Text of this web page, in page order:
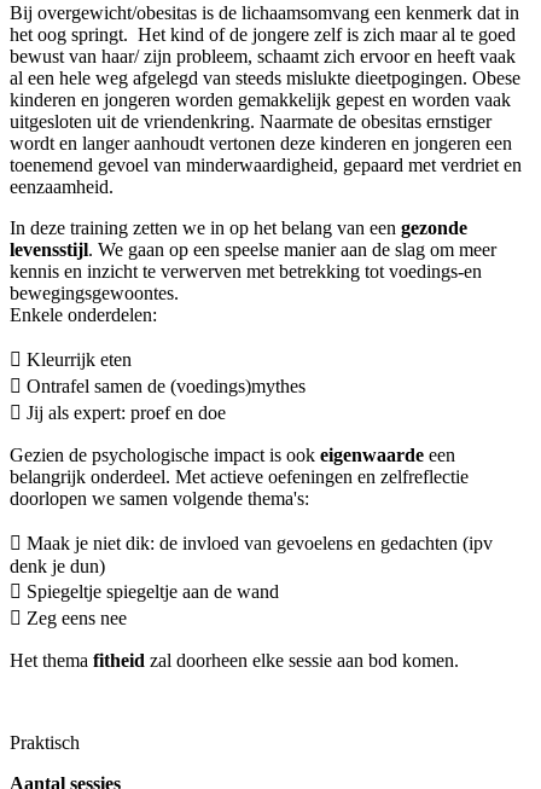
Bij overgewicht/obesitas is de lichaamsomvang een kenmerk dat in
het oog springt. Het kind of de jongere zelf is zich maar al te goed
bewust van haar/ zijn probleem, schaamt zich ervoor en heeft vaak
al een hele weg afgelegd van steeds mislukte dieetpogingen. Obese
kinderen en jongeren worden gemakkelijk gepest en worden vaak
uitgesloten uit de vriendenkring. Naarmate de obesitas ernstiger
wordt en langer aanhoudt vertonen deze kinderen en jongeren een
toenemend gevoel van minderwaardigheid, gepaard met verdriet en
eenzaamheid.
In deze training zetten we in op het belang van een gezonde
levensstijl. We gaan op een speelse manier aan de slag om meer
kennis en inzicht te verwerven met betrekking tot voedings-en
bewegingsgewoontes.
Enkele onderdelen:
 Kleurrijk eten
 Ontrafel samen de (voedings)mythes
 Jij als expert: proef en doe
Gezien de psychologische impact is ook eigenwaarde een
belangrijk onderdeel. Met actieve oefeningen en zelfreflectie
doorlopen we samen volgende thema's:
 Maak je niet dik: de invloed van gevoelens en gedachten (ipv
denk je dun)
 Spiegeltje spiegeltje aan de wand
 Zeg eens nee
Het thema fitheid zal doorheen elke sessie aan bod komen.
Praktisch
Aantal sessies